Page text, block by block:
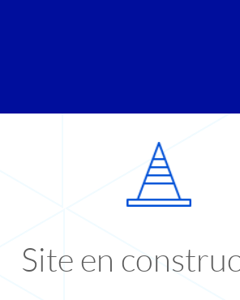
Site en